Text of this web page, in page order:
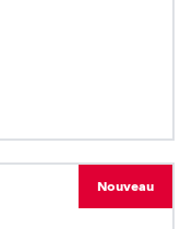
Nouveau